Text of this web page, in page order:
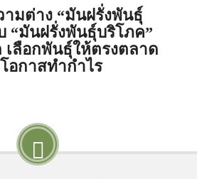
ามต่าง “มันฝรั่งพันธุ์
“มันฝรั่งพันธุ์บริโภค”
เลือกพันธุ์ให้ตรงตลาด
อกาสทำกำไร